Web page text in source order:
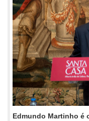
Edmundo Martinho é